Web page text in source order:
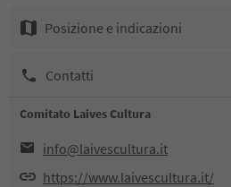
Posizione e indicazioni
Contatti
Comitato Laives Cultura
info@laivescultura.it
https://www.laivescultura.it/